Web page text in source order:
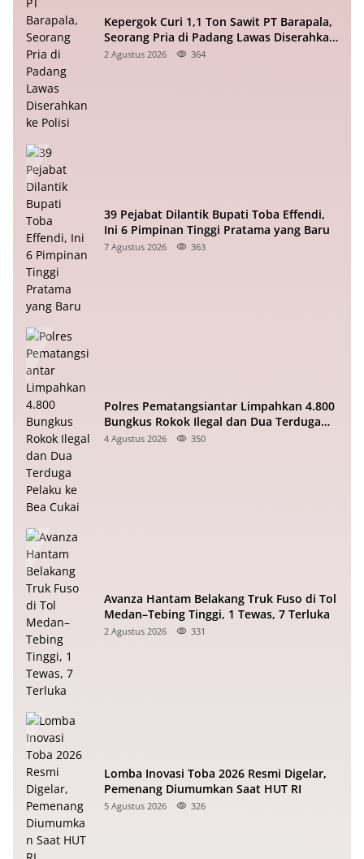
Kepergok Curi 1,1 Ton Sawit PT Barapala,
Seorang Pria di Padang Lawas Diserahkan
ke Polisi
2 Agustus 2026 364
39 Pejabat Dilantik Bupati Toba Effendi,
Ini 6 Pimpinan Tinggi Pratama yang Baru
7 Agustus 2026 363
Polres Pematangsiantar Limpahkan 4.800
Bungkus Rokok Ilegal dan Dua Terduga
Pelaku ke Bea Cukai
4 Agustus 2026 350
Avanza Hantam Belakang Truk Fuso di Tol
Medan–Tebing Tinggi, 1 Tewas, 7 Terluka
2 Agustus 2026 331
Lomba Inovasi Toba 2026 Resmi Digelar,
Pemenang Diumumkan Saat HUT RI
5 Agustus 2026 326